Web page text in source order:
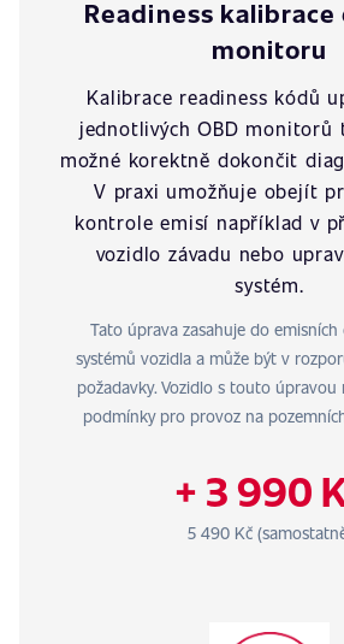
Readiness kalibrace
monitoru
Kalibrace readiness kódů
jednotlivých OBD monitorů
možné korektně dokončit
V praxi umožňuje obejít
kontrole emisí například v
vozidlo závadu nebo
systém.
Tato úprava zasahuje do emisních
systémů vozidla a může být v
požadavky. Vozidlo s touto
podmínky pro provoz na
+ 3 990
5 490 Kč